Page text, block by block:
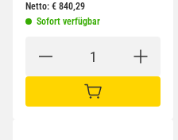
Netto: € 840,29
Sofort verfügbar
IN DEN WARENKORB